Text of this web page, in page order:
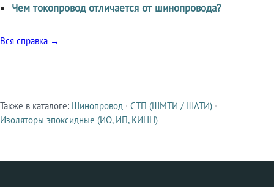
Чем токопровод отличается от шинопровода?
Вся справка →
Смежные продукты
Также в каталоге: Шинопровод · СТП (ШМТИ / ШАТИ) ·
Изоляторы эпоксидные (ИО, ИП, КИНН)